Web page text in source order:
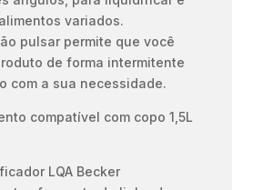
variados.
pulsar permite que você
de forma intermitente
com a sua necessidade.
compatível com copo 1,5L
LQA Becker